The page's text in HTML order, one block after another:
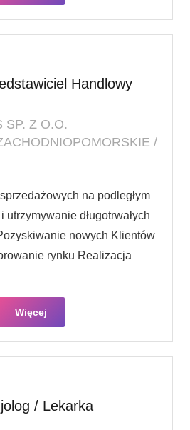
Handlowy
SP. Z O.O.
/
na podległym
długotrwałych
nowych Klientów
rynku Realizacja
Więcej
/ Lekarka